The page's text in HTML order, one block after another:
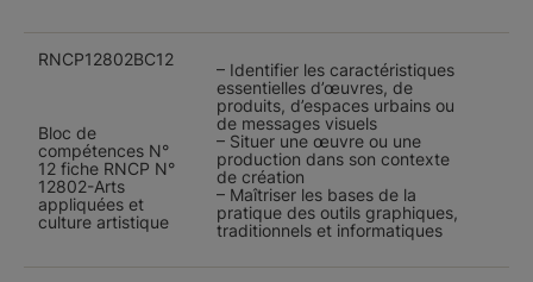
RNCP12802BC12
Bloc de
compétences N°
12 fiche RNCP N°
12802-Arts
appliquées et
culture artistique
– Identifier les caractéristiques
essentielles d’œuvres, de
produits, d’espaces urbains ou
de messages visuels
– Situer une œuvre ou une
production dans son contexte
de création
– Maîtriser les bases de la
pratique des outils graphiques,
traditionnels et informatiques